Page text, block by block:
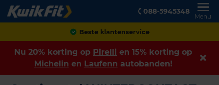
088-5945348
Menu
Achteraf betalen
Nu 20% korting op Pirelli en 15% korting op
Michelin en Laufenn autobanden!